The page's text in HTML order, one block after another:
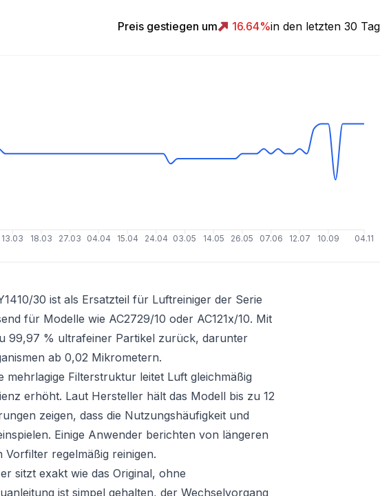
Preis gestiegen um 16.64%in den letzten 30
13.03 18.03 27.03 04.04 15.04 24.04 03.05 14.05 26.05 07.06 12.07 10.09 04.11
30 ist als Ersatzteil für Luftreiniger der Serie
für Modelle wie AC2729/10 oder AC121x/10. Mit
99,97 % ultrafeiner Partikel zurück, darunter
ab 0,02 Mikrometern.
mehrlagige Filterstruktur leitet Luft gleichmäßig
erhöht. Laut Hersteller hält das Modell bis zu 12
zeigen, dass die Nutzungshäufigkeit und
Einige Anwender berichten von längeren
regelmäßig reinigen.
sitzt exakt wie das Original, ohne
ist simpel gehalten, der Wechselvorgang